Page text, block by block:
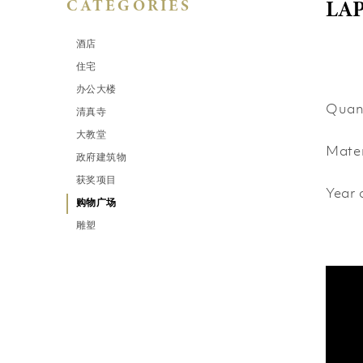
CATEGORIES
酒店
住宅
办公大楼
清真寺
大教堂
政府建筑物
获奖项目
购物广场
雕塑
Year